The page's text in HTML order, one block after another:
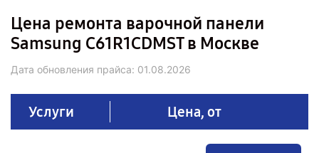
Цена ремонта варочной панели
Samsung C61R1CDMST в Москве
Дата обновления прайса: 01.08.2026
Услуги Цена, от